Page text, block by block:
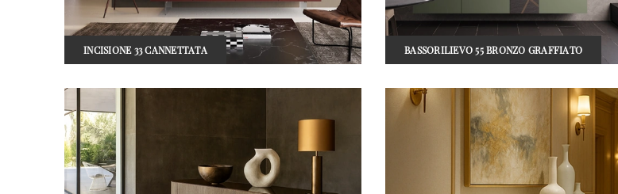
INCISIONE 33 CANNETTATA BASSORILIEVO 55 BRONZO GRAFFIATO